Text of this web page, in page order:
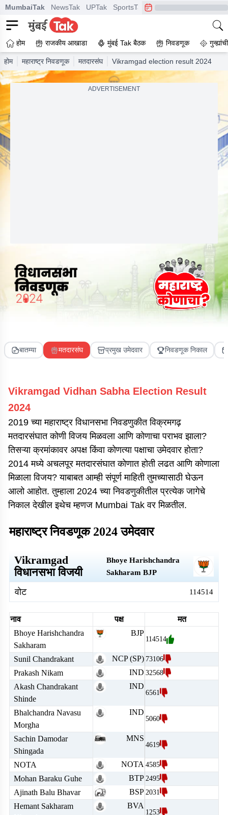
MumbaiTak NewsTak UPTak SportsTak CrimeTak
होम राजकीय आखाडा मुंबई Tak बैठक निवडणूक
होम महाराष्ट्र निवडणूक मतदारसंघ Vikramgad election result 2024
ADVERTISEMENT
बातम्या मतदारसंघ प्रमुख उमेदवार निवडणूक निकाल
Vikramgad Vidhan Sabha Election Result
2024
2019 च्या महाराष्ट्र विधानसभा निवडणुकीत विक्रमगढ़
मतदारसंघात कोणी विजय मिळवला आणि कोणाचा पराभव झाला?
तिसऱ्या क्रमांकावर अपक्ष किंवा कोणत्या पक्षाचा उमेदवार होता?
2014 मध्ये अचलपूर मतदारसंघात कोणात होती लढत आणि कोणाला
मिळाला विजय? याबाबत आम्ही संपूर्ण माहिती तुमच्यासाठी घेऊन
आलो आहोत. तुम्हाला 2024 च्या निवडणुकीतील प्रत्येक जागेचे
निकाल देखील इथेच म्हणज Mumbai Tak वर मिळतील.
महाराष्ट्र निवडणूक 2024 उमेदवार
Vikramgad
विधानसभा विजयी
Bhoye Harishchandra
Sakharam BJP
वोट 114514
नाव पक्ष
मत
Bhoye Harishchandra
Sakharam
BJP
114514
Sunil Chandrakant NCP (SP) 73106
Prakash Nikam IND 32568
Akash Chandrakant
Shinde
IND
6561
Bhalchandra Navasu
Morgha
IND
5060
Sachin Damodar
Shingada
MNS
4619
NOTA NOTA 4585
Mohan Baraku Guhe BTP 2495
Ajinath Balu Bhavar BSP 2031
Hemant Sakharam
BVA
1253